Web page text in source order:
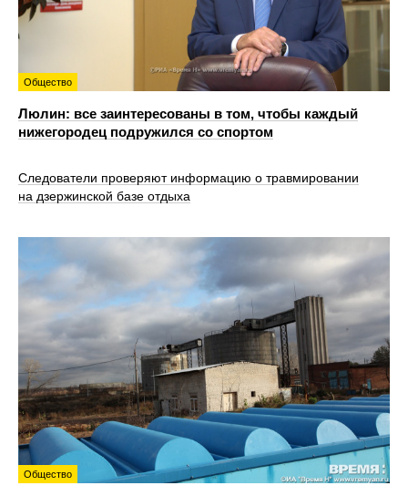
Общество
Люлин: все заинтересованы в том, чтобы каждый
нижегородец подружился со спортом
Следователи проверяют информацию о травмировании
на дзержинской базе отдыха
Общество